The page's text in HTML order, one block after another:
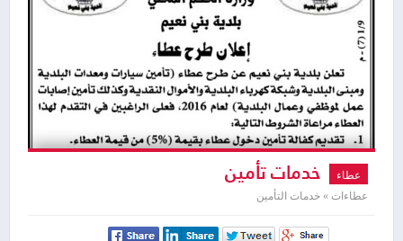
عطاء خدمات تأمين
عطاءات » خدمات التأمين